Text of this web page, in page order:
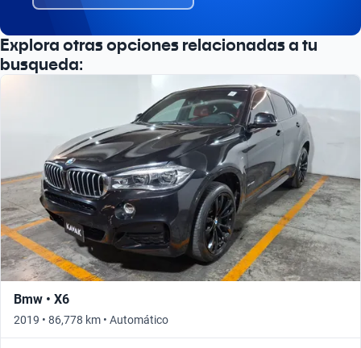
Explora otras opciones relacionadas a tu
busqueda:
Bmw • X6
2019 • 86,778 km • Automático